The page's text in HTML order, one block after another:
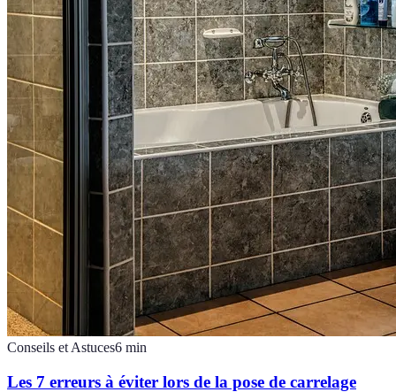
Conseils et Astuces6 min
Les 7 erreurs à éviter lors de la pose de carrelage